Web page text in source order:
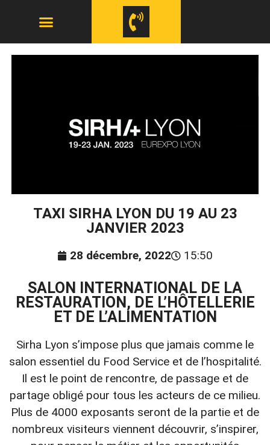
TAXI SIRHA LYON DU 19 AU 23
JANVIER 2023
28 décembre, 2022 15:50
SALON INTERNATIONAL DE LA
RESTAURATION, DE L’HÔTELLERIE
ET DE L’ALIMENTATION
Sirha Lyon s’impose plus que jamais comme le
salon essentiel du Food Service et de l’hospitalité.
Il est le point de rencontre, de passage et de
partage obligé pour tous les acteurs de ce milieu.
Plus de 4000 exposants seront de la partie et de
nombreux visiteurs viennent découvrir, s’inspirer,